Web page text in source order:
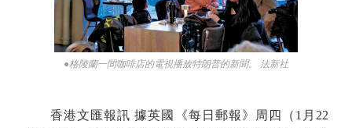
●格陵蘭一間咖啡店的電視播放特朗普的新聞。 法新社
香港文匯報訊 據英國《每日郵報》周四（1月22